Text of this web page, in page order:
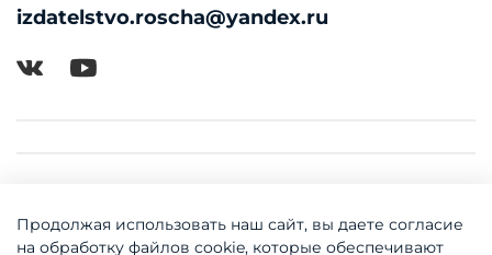
izdatelstvo.roscha@yandex.ru
Продолжая использовать наш сайт, вы даете согласие
на обработку файлов cookie, которые обеспечивают